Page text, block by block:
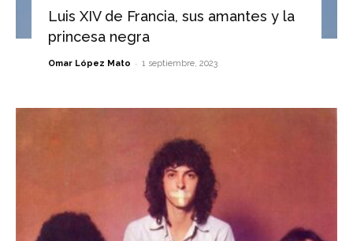
Luis XIV de Francia, sus amantes y la
princesa negra
Omar López Mato - 1 septiembre, 2023